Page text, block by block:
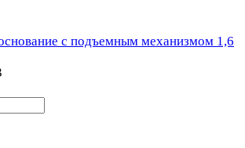
с подъемным механизмом 1,6